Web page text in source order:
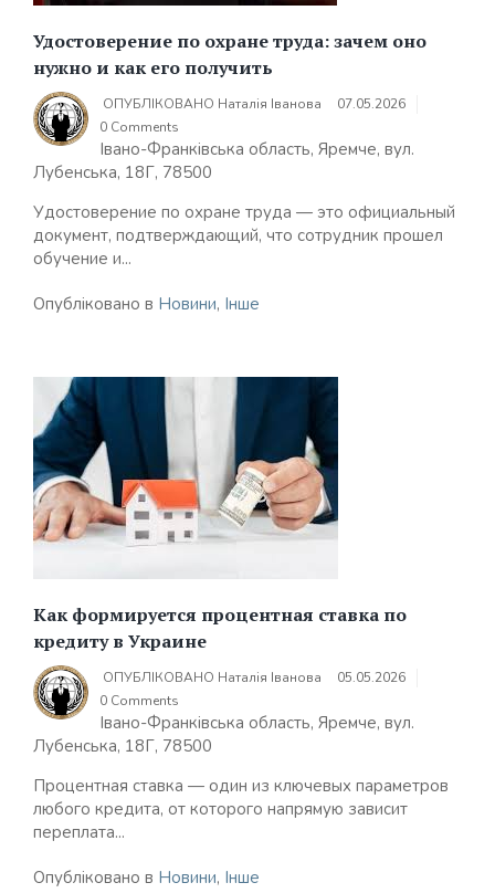
Удостоверение по охране труда: зачем оно
нужно и как его получить
ОПУБЛІКОВАНО Наталія Іванова
07.05.2026
0 Comments
Івано-Франківська область, Яремче, вул.
Лубенська, 18Г, 78500
Удостоверение по охране труда — это официальный
документ, подтверждающий, что сотрудник прошел
обучение и...
Опубліковано в Новини, Інше
Как формируется процентная ставка по
кредиту в Украине
ОПУБЛІКОВАНО Наталія Іванова
05.05.2026
0 Comments
Івано-Франківська область, Яремче, вул.
Лубенська, 18Г, 78500
Процентная ставка — один из ключевых параметров
любого кредита, от которого напрямую зависит
переплата...
Опубліковано в Новини, Інше